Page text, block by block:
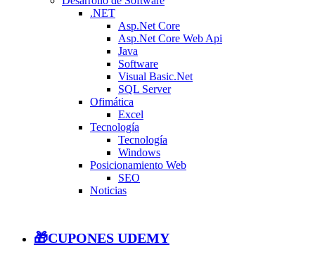
.NET
Asp.Net Core
Asp.Net Core Web Api
Java
Software
Visual Basic.Net
SQL Server
Ofimática
Excel
Tecnología
Tecnología
Windows
Posicionamiento Web
SEO
Noticias
🎁CUPONES UDEMY